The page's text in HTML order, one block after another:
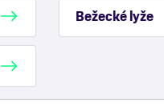
Bežecké lyže